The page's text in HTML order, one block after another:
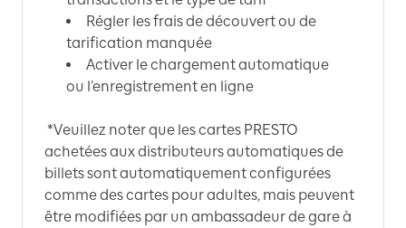
Régler les frais de découvert ou de
tarification manquée
Activer le chargement automatique
ou l’enregistrement en ligne
*Veuillez noter que les cartes PRESTO
achetées aux distributeurs automatiques de
billets sont automatiquement configurées
comme des cartes pour adultes, mais peuvent
être modifiées par un ambassadeur de gare à